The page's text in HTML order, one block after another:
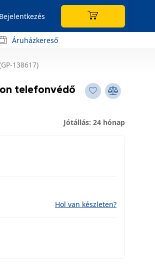
Bejelentkezés
Áruházkereső
138617)
telefonvédő
Jótállás: 24 hónap
Hol van készleten?